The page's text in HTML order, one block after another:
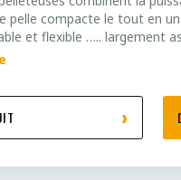
pelle compacte le tout en
et flexible ….. largement